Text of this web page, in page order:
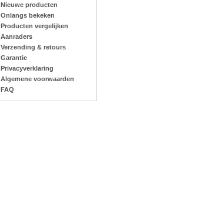
Nieuwe producten
Onlangs bekeken
Producten vergelijken
Aanraders
Verzending & retours
Garantie
Privacyverklaring
Algemene voorwaarden
FAQ